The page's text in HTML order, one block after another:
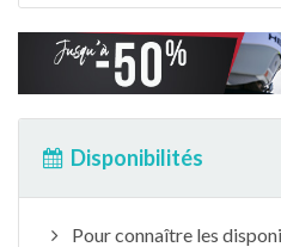
Disponibilités
Pour connaître les